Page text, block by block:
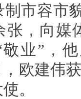
市容市
张，向媒
业”，
，欧建伟
。